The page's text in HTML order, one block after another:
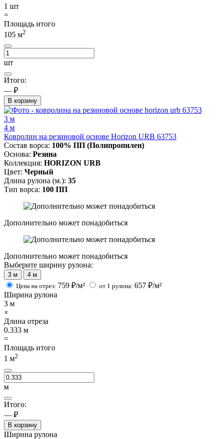
1 шт
=
Площадь итого
105 м2
шт
Итого:
— ₽
В корзину
3 м
4 м
Ковролин на резиновой основе Horizon URB 63753
Состав ворса: 100% ПП (Полипропилен)
Основа: Резина
Коллекция: HORIZON URB
Цвет: Черный
Длина рулона (м.): 35
Тип ворса: 100 ПП
Дополнительно может понадобиться
Дополнительно может понадобиться
Выберите ширину рулона:
3 м
4 м
Цена на отрез: 759 ₽/м² от 1 рулона: 657 ₽/м²
Ширина рулона
3 м
×
Длина отреза
0.333 м
=
Площадь итого
1 м2
м
Итого:
— ₽
В корзину
Ширина рулона